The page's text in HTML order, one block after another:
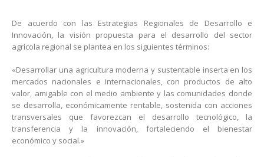
De acuerdo con las Estrategias Regionales de Desarrollo e
Innovación, la visión propuesta para el desarrollo del sector
agrícola regional se plantea en los siguientes términos:
«Desarrollar una agricultura moderna y sustentable inserta en los
mercados nacionales e internacionales, con productos de alto
valor, amigable con el medio ambiente y las comunidades donde
se desarrolla, económicamente rentable, sostenida con acciones
transversales que favorezcan el desarrollo tecnológico, la
transferencia y la innovación, fortaleciendo el bienestar
económico y social.»